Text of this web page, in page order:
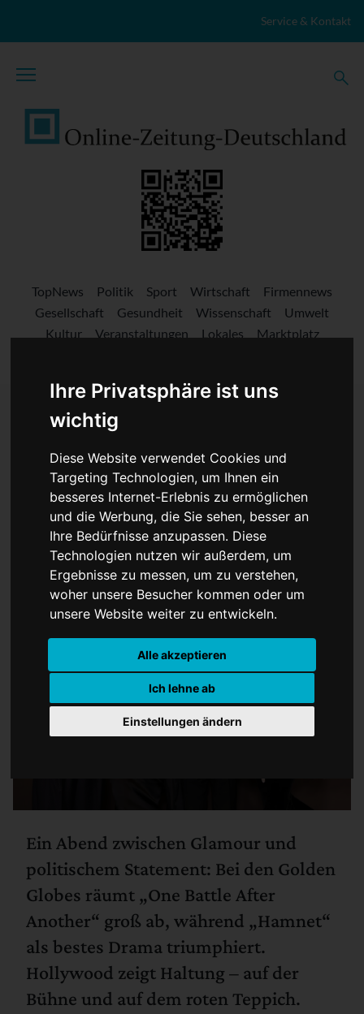
Ihre Privatsphäre ist uns
wichtig
Diese Website verwendet Cookies und
Targeting Technologien, um Ihnen ein
besseres Internet-Erlebnis zu ermöglichen
und die Werbung, die Sie sehen, besser an
Ihre Bedürfnisse anzupassen. Diese
Technologien nutzen wir außerdem, um
Ergebnisse zu messen, um zu verstehen,
woher unsere Besucher kommen oder um
unsere Website weiter zu entwickeln.
Alle akzeptieren
Ich lehne ab
Einstellungen ändern
Service & Kontakt
TopNews Politik Sport Wirtschaft
Firmennews
Gesellschaft
Gesundheit Wissenschaft
Umwelt
Kultur
Veranstaltungen Lokales
Marktplatz
„One Battle After
Another“ dominiert –
„Hamnet“ glänzt als
bestes Drama
Ein Abend zwischen Glamour und
politischem Statement: Bei den Golden
Globes räumt „One Battle After
Another“ groß ab, während „Hamnet“
als bestes Drama triumphiert.
Hollywood zeigt Haltung – auf der
Bühne und auf dem roten Teppich.